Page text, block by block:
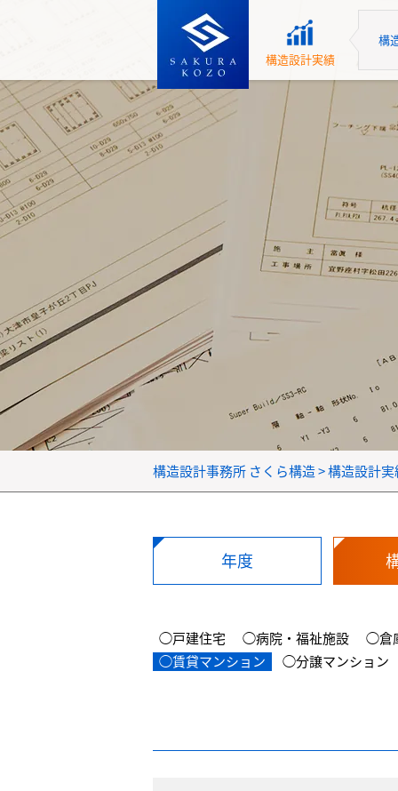
構造設計実績
構
構造設計事務所 さくら構造>構造設計実
年度
◯戸建住宅 ◯病院・福祉施設
◯倉
◯賃貸マンション
◯分譲マンション